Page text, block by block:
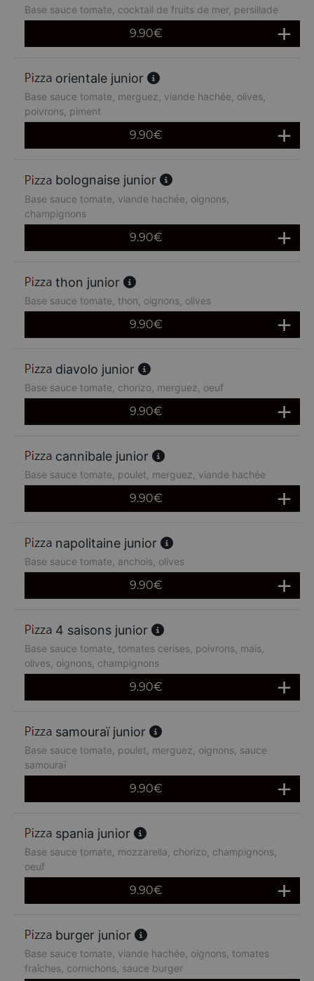
Base sauce tomate, cocktail de fruits de mer, persillade
9.90€
orientale junior
Base sauce tomate, merguez, viande hachée, olives,
poivrons, piment
9.90€
bolognaise junior
Base sauce tomate, viande hachée, oignons,
champignons
9.90€
thon junior
Base sauce tomate, thon, oignons, olives
9.90€
diavolo junior
Base sauce tomate, chorizo, merguez, oeuf
9.90€
cannibale junior
Base sauce tomate, poulet, merguez, viande hachée
9.90€
napolitaine junior
Base sauce tomate, anchois, olives
9.90€
4 saisons junior
Base sauce tomate, tomates cerises, poivrons, maïs,
olives, oignons, champignons
9.90€
samouraï junior
Base sauce tomate, poulet, merguez, oignons, sauce
samouraï
9.90€
spania junior
Base sauce tomate, mozzarella, chorizo, champignons,
oeuf
9.90€
burger junior
Base sauce tomate, viande hachée, oignons, tomates
fraîches, cornichons, sauce burger